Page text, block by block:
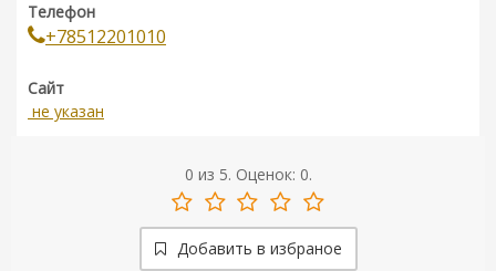
Телефон
+78512201010
Сайт
не указан
0 из 5. Оценок: 0.
Добавить в избраное